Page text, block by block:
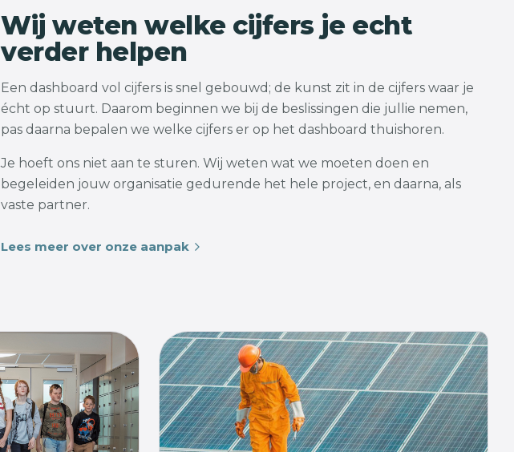
Wij weten welke cijfers je echt
verder helpen
Een dashboard vol cijfers is snel gebouwd; de kunst zit in de cijfers waar je
écht op stuurt. Daarom beginnen we bij de beslissingen die jullie nemen,
pas daarna bepalen we welke cijfers er op het dashboard thuishoren.
Je hoeft ons niet aan te sturen. Wij weten wat we moeten doen en
begeleiden jouw organisatie gedurende het hele project, en daarna, als
vaste partner.
Lees meer over onze aanpak